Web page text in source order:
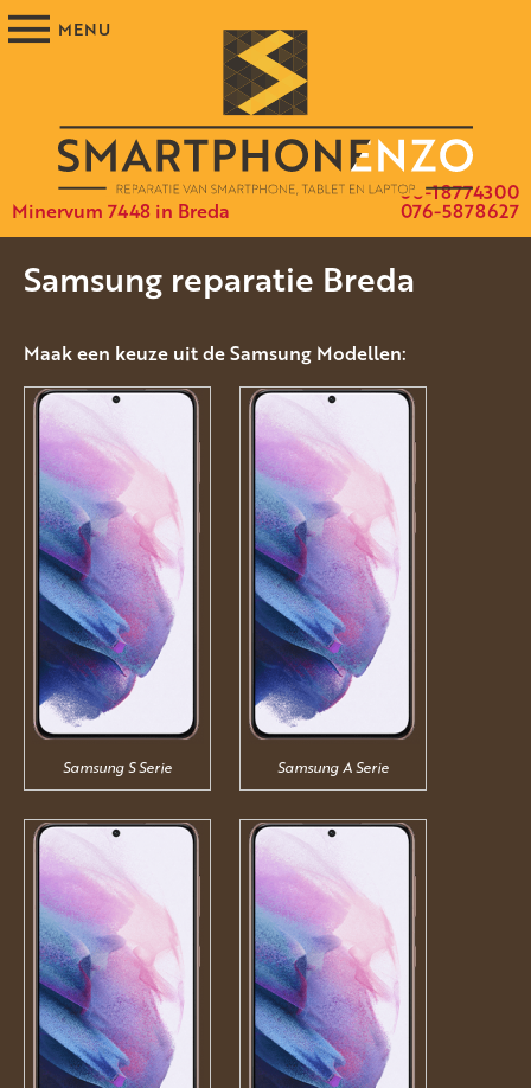
Minervum 7448 in Breda 076-5878627
06-18774300
Samsung reparatie Breda
Maak een keuze uit de Samsung Modellen:
Samsung S Serie Samsung A Serie